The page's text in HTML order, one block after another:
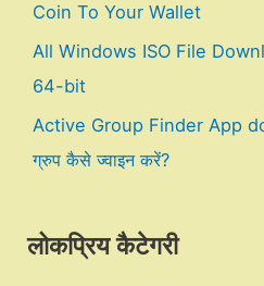
Coin To Your Wallet
All Windows ISO File
64-bit
Active Group Finder App
ग्रुप कैसे ज्वाइन करें?
लोकप्रिय कैटेगरी